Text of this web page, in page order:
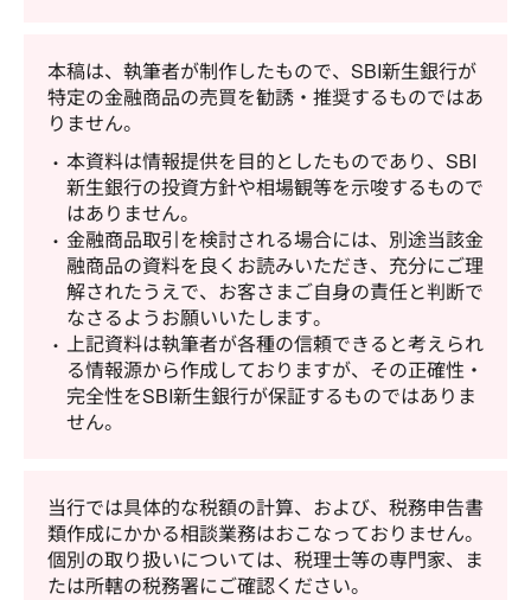
本稿は、執筆者が制作したもので、SBI新生銀行が
特定の金融商品の売買を勧誘・推奨するものではあ
りません。
本資料は情報提供を目的としたものであり、SBI
新生銀行の投資方針や相場観等を示唆するもので
はありません。
金融商品取引を検討される場合には、別途当該金
融商品の資料を良くお読みいただき、充分にご理
解されたうえで、お客さまご自身の責任と判断で
なさるようお願いいたします。
上記資料は執筆者が各種の信頼できると考えられ
る情報源から作成しておりますが、その正確性・
完全性をSBI新生銀行が保証するものではありま
せん。
当行では具体的な税額の計算、および、税務申告書
類作成にかかる相談業務はおこなっておりません。
個別の取り扱いについては、税理士等の専門家、ま
たは所轄の税務署にご確認ください。